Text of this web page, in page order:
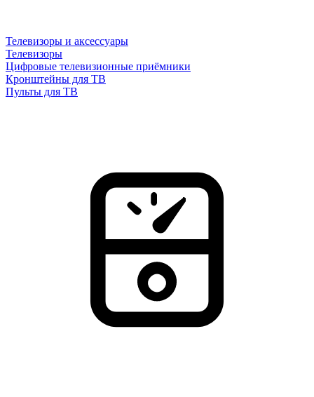
Телевизоры и аксессуары
Телевизоры
Цифровые телевизионные приёмники
Кронштейны для ТВ
Пульты для ТВ